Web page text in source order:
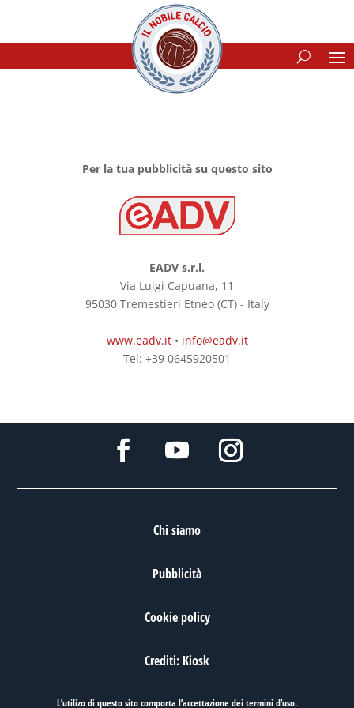
Per la tua pubblicità su questo sito
EADV s.r.l.
Via Luigi Capuana, 11
95030 Tremestieri Etneo (CT) - Italy
www.eadv.it• info@eadv.it
Tel: +39 0645920501
Chi siamo
Pubblicità
Cookie policy
Crediti: Kiosk
L’utilizo di questo sito comporta l’accettazione deitermini d’uso.